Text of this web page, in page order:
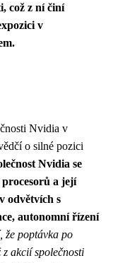
což z ní činí
v
Nvidia v
o silné pozici
Nvidia se
a její
odvětvích s
autonomní řízení
že poptávka po
akcií společnosti